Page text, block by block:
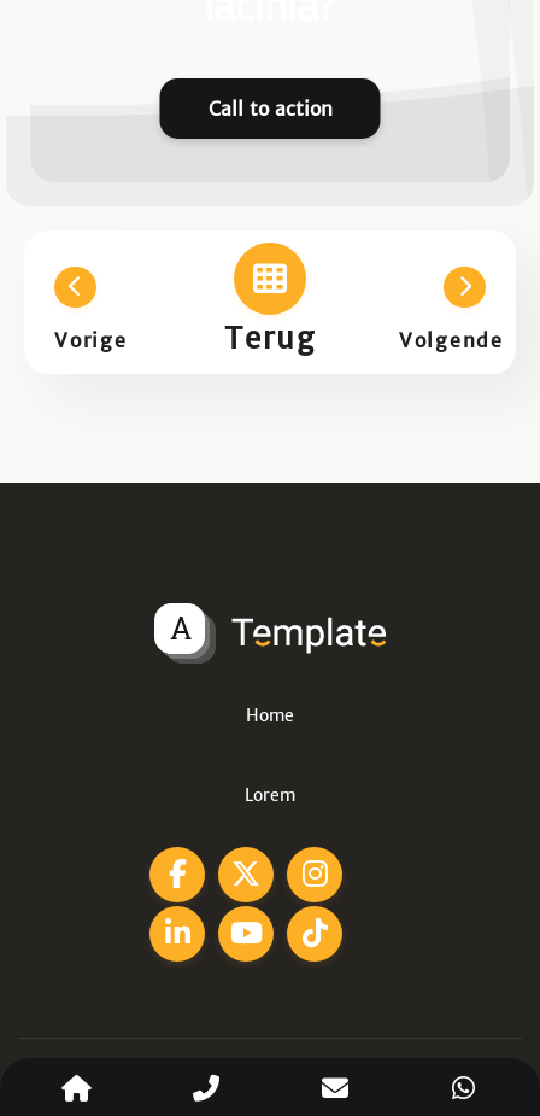
Call to action
Vorige Terug Volgende
Home
Lorem
© 2026 - Scherp Online Theme